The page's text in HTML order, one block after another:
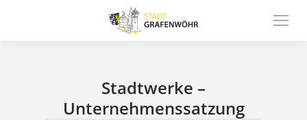
Stadtwerke –
Unternehmenssatzung